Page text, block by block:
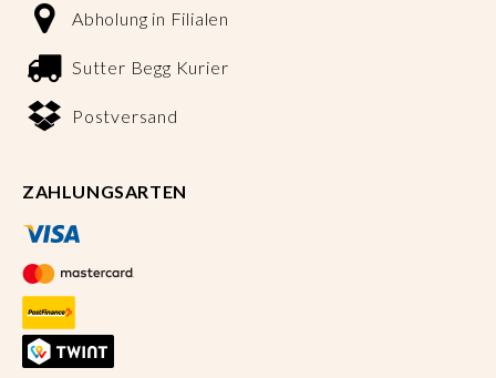
Abholung in Filialen
Sutter Begg Kurier
Postversand
ZAHLUNGSARTEN